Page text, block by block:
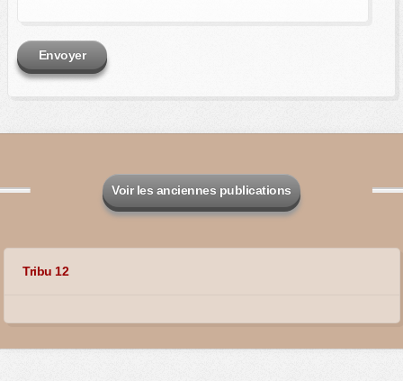
Envoyer
Voir les anciennes publications
Tribu 12